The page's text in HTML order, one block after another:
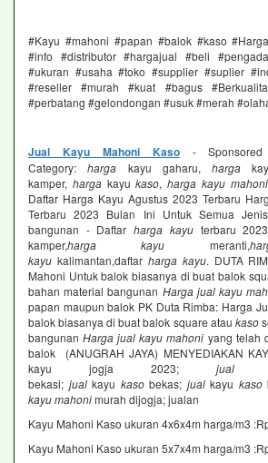
#Kayu #mahoni #papan #balok #kaso
#info #distributor #hargajual #beli
#ukuran #usaha #toko #supplier #suplier
#reseller #murah #kuat #bagus
#perbatang #gelondongan #usuk #merah
Jual Kayu Mahoni Kaso- Sponsored
Category:harga kayu gaharu, harga
kamper, hargakayukaso,harga kayu mahoni
Daftar Harga Kayu Agustus 2023 Terbaru
Terbaru 2023 Bulan Ini Untuk Semua
bangunan - Daftarharga kayuterbaru
kamper,harga kayu meranti,
kayu kalimantan,daftar harga kayu. DUTA
Mahoni Untuk balok biasanya di buat balok
bahan material bangunan Harga jual kayu
papan maupun balok PK Duta Rimba: Harga
balok biasanya di buat balok square atau kaso
bangunanHarga jual kayu mahoni yang telah
balok (ANUGRAH JAYA) MENYEDIAKAN
kayu jogja 2023; jual
bekasi; jualkayu kasobekas; jualkayu kaso
kayu mahonimurah dijogja; jualan
Kayu Mahoni Kaso ukuran 4x6x4m harga/m3
Kayu Mahoni Kaso ukuran 5x7x4m harga/m3